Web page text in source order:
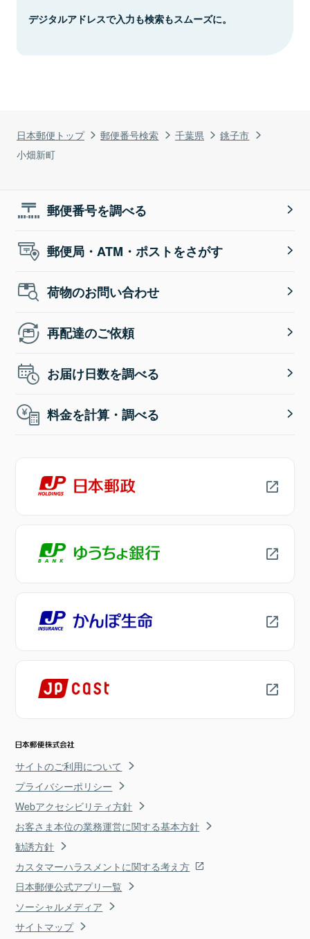
日本郵便トップ 郵便番号検索 千葉県
銚子市
小畑新町
デジタルアドレスで入力も検索もスムーズに。
郵便番号を調べる
郵便局・ATM・ポストをさがす
荷物のお問い合わせ
再配達のご依頼
お届け日数を調べる
料金を計算・調べる
サイトのご利用について
プライバシーポリシー
Webアクセシビリティ方針
お客さま本位の業務運営に関する基本方針
勧誘方針
カスタマーハラスメントに関する考え方
日本郵便公式アプリ一覧
ソーシャルメディア
サイトマップ